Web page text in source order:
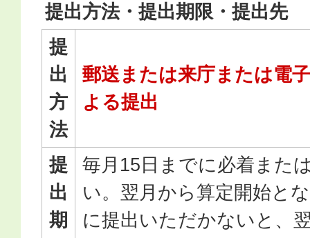
提出方法・提出期限・提出先
提
出
方
法
郵送または来庁または電
よる提出
提
出
期
毎月15日までに必着また
い。翌月から算定開始と
に提出いただかないと、